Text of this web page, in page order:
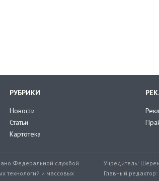
РУБРИКИ
Новости
Статьи
Картотека
Федеральной службой
технологий и массовых
Учредитель:
Главный